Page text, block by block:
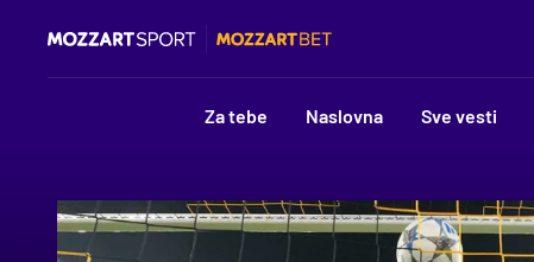
Za tebe Naslovna Sve vesti